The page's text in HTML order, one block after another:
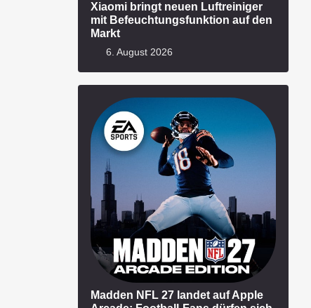
Xiaomi bringt neuen Luftreiniger
mit Befeuchtungsfunktion auf den
Markt
6. August 2026
Madden NFL 27 landet auf Apple